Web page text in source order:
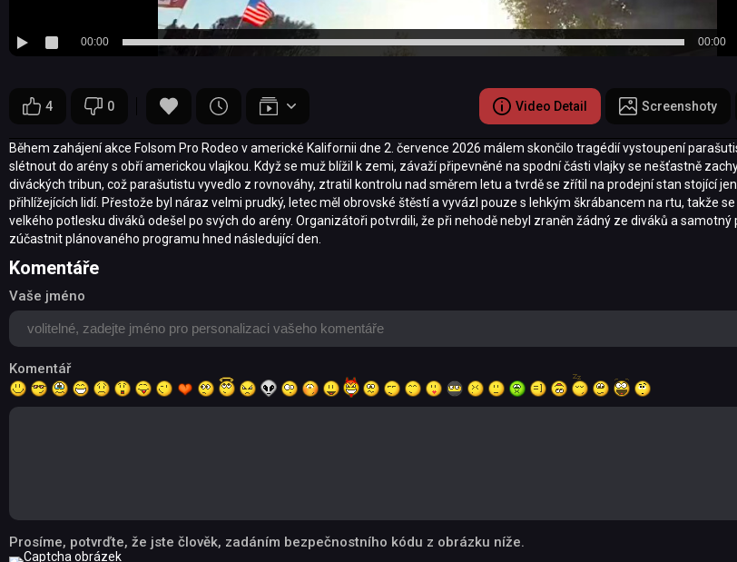
00:00 00:00
4 0 Video Detail Screenshoty
Během zahájení akce Folsom Pro Rodeo v americké Kalifornii dne 2. července 2026 málem skončilo tragédií vystoupení
slétnout do arény s obří americkou vlajkou. Když se muž blížil k zemi, závaží připevněné na spodní části vlajky se nešťastně
diváckých tribun, což parašutistu vyvedlo z rovnováhy, ztratil kontrolu nad směrem letu a tvrdě se zřítil na prodejní stan stojící
přihlížejících lidí. Přestože byl náraz velmi prudký, letec měl obrovské štěstí a vyvázl pouze s lehkým škrábancem na rtu, takže
velkého potlesku diváků odešel po svých do arény. Organizátoři potvrdili, že při nehodě nebyl zraněn žádný ze diváků a samotný
zúčastnit plánovaného programu hned následující den.
Komentáře
Vaše jméno
Komentář
Prosíme, potvrďte, že jste člověk, zadáním bezpečnostního kódu z obrázku níže.